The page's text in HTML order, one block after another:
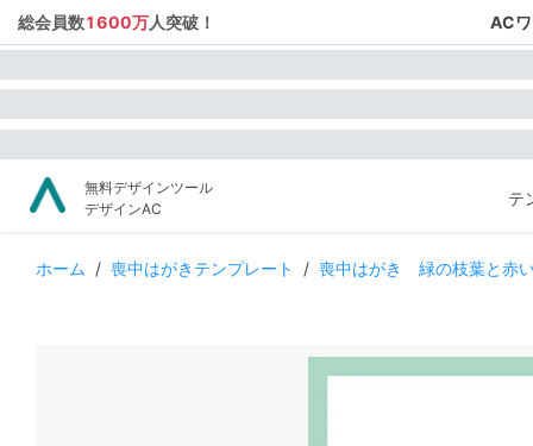
総会員数1600万人突破！ AC
無料デザインツール
デザインAC
テ
ホーム / 喪中はがきテンプレート / 喪中はがき 緑の枝葉と赤